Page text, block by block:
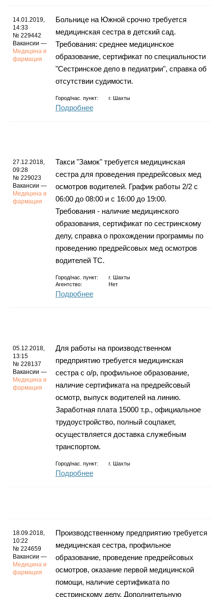
Гороскоп
Карты
14.01.2019,
14:33
№ 229442
Вакансии —
Медицина и
фармация
Больнице на Южной срочно требуется
медицинская сестра в детский сад.
Требования: среднее медицинское
образование, сертификат по специальности
"Сестринское дело в педиатрии", справка об
отсутствии судимости.
Город/нас. пункт: г. Шахты
Подробнее
27.12.2018,
09:28
№ 229023
Вакансии —
Медицина и
фармация
Такси "Замок" требуется медицинская
сестра для проведения предрейсовых мед
осмотров водителей. График работы 2/2 с
06:00 до 08:00 и с 16:00 до 19:00.
Требования - наличие медицинского
образования, сертификат по сестринскому
делу, справка о прохождении программы по
проведению предрейсовых мед осмотров
водителей ТС.
Город/нас. пункт: г.
Шахты
Агентство:
Нет
Подробнее
05.12.2018,
13:15
№ 228137
Вакансии —
Медицина и
фармация
Для работы на производственном
предприятию требуется медицинская
сестра с о/р, профильное образование,
наличие сертификата на предрейсовый
осмотр, выпуск водителей на линию.
Заработная плата 15000 т.р., официальное
трудоустройство, полный соцпакет,
осуществляется доставка служебным
транспортом.
Город/нас. пункт: г. Шахты
Подробнее
18.09.2018,
10:22
№ 224659
Вакансии —
Медицина и
фармация
Производственному предприятию требуется
медицинская сестра, профильное
образование, проведение предрейсовых
осмотров, оказание первой медицинской
помощи, наличие сертификата по
сестринскому делу. Дополнительную